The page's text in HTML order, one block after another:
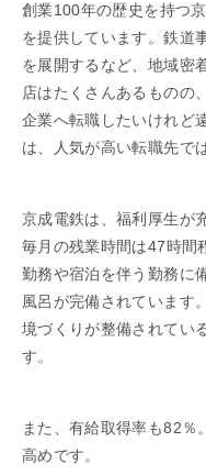
創業100年の歴史を持つ
を提供しています。鉄道
を展開するなど、地域密
店はたくさんあるものの
企業へ転職したいけれど
は、人気が高い転職先で
京成電鉄は、福利厚生が
毎月の残業時間は47時間
勤務や宿泊を伴う勤務に
風呂が完備されています
境づくりが整備されてい
す。
また、有給取得率も82％
高めです。